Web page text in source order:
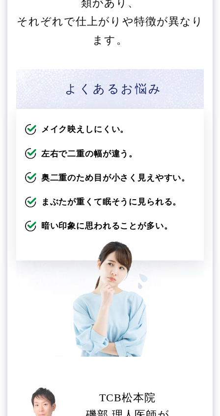
類があり、
それぞれで仕上がりや特徴が異なり
ます。
よくあるお悩み
メイク映えしにくい。
左右で二重の幅が違う。
奥二重のため目が小さく見えやすい。
まぶたが重くて眠そうに見られる。
暗い印象に思われることが多い。
TCB松本院